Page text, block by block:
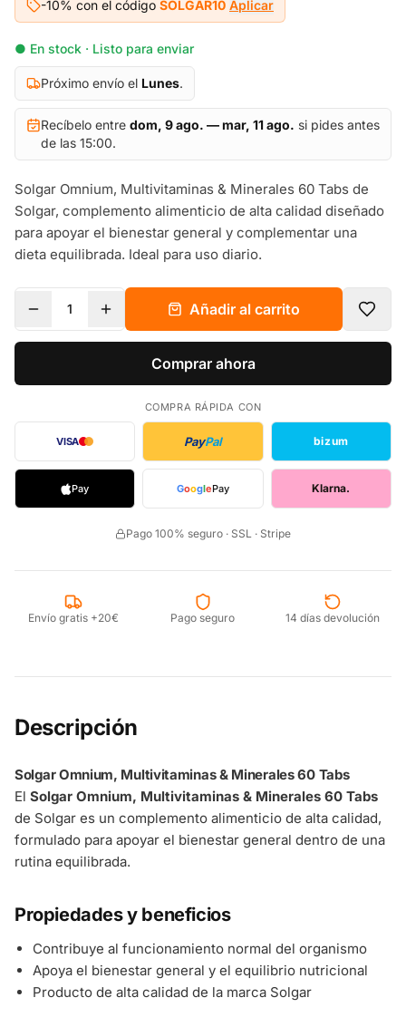
-10% con el código SOLGAR10 Aplicar
● En stock · Listo para enviar
Próximo envío el Lunes.
Recíbelo entre dom, 9 ago. — mar, 11 ago. si pides antes
de las 15:00.
Solgar Omnium, Multivitaminas & Minerales 60 Tabs de
Solgar, complemento alimenticio de alta calidad diseñado
para apoyar el bienestar general y complementar una
dieta equilibrada. Ideal para uso diario.
1 Añadir al carrito
Comprar ahora
COMPRA RÁPIDA CON
VISA PayPal bizum
Pay GooglePay Klarna.
Pago 100% seguro · SSL · Stripe
Envío gratis +20€ Pago seguro 14 días devolución
Descripción
Solgar Omnium, Multivitaminas & Minerales 60 Tabs
El Solgar Omnium, Multivitaminas & Minerales 60 Tabs
de Solgar es un complemento alimenticio de alta calidad,
formulado para apoyar el bienestar general dentro de una
rutina equilibrada.
Propiedades y beneficios
Contribuye al funcionamiento normal del organismo
Apoya el bienestar general y el equilibrio nutricional
Producto de alta calidad de la marca Solgar